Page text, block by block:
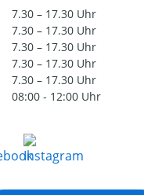
7.30 – 17.30 Uhr
7.30 – 17.30 Uhr
7.30 – 17.30 Uhr
7.30 – 17.30 Uhr
7.30 – 17.30 Uhr
08:00 - 12:00 Uhr